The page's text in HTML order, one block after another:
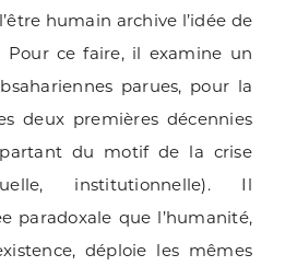
humain archive l’idée de
Pour ce faire, il examine un
parues, pour la
deux premières décennies
du motif de la crise
institutionnelle). Il
paradoxale que l’humanité,
déploie les mêmes